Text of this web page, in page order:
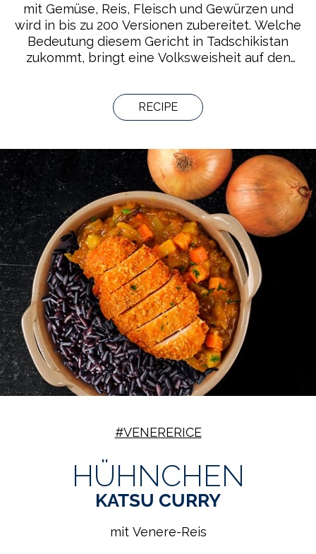
mit Gemüse, Reis, Fleisch und Gewürzen und
wird in bis zu 200 Versionen zubereitet. Welche
Bedeutung diesem Gericht in Tadschikistan
zukommt, bringt eine Volksweisheit auf den
serviert, hat 40 Jahre lang deinen Respekt
verdient.“ Gruppen von Männern oder Frauen
bereiten dieses Gericht entweder zu Hause
beisammen sind, Musik machen oder singen.
Das Wissen um die Zubereitung wird von
Generation zu Generation in der Familie und in
Kochschulen weitergereicht.
RECIPE
#VENERERICE
HÜHNCHEN
KATSU CURRY
mit Venere-Reis